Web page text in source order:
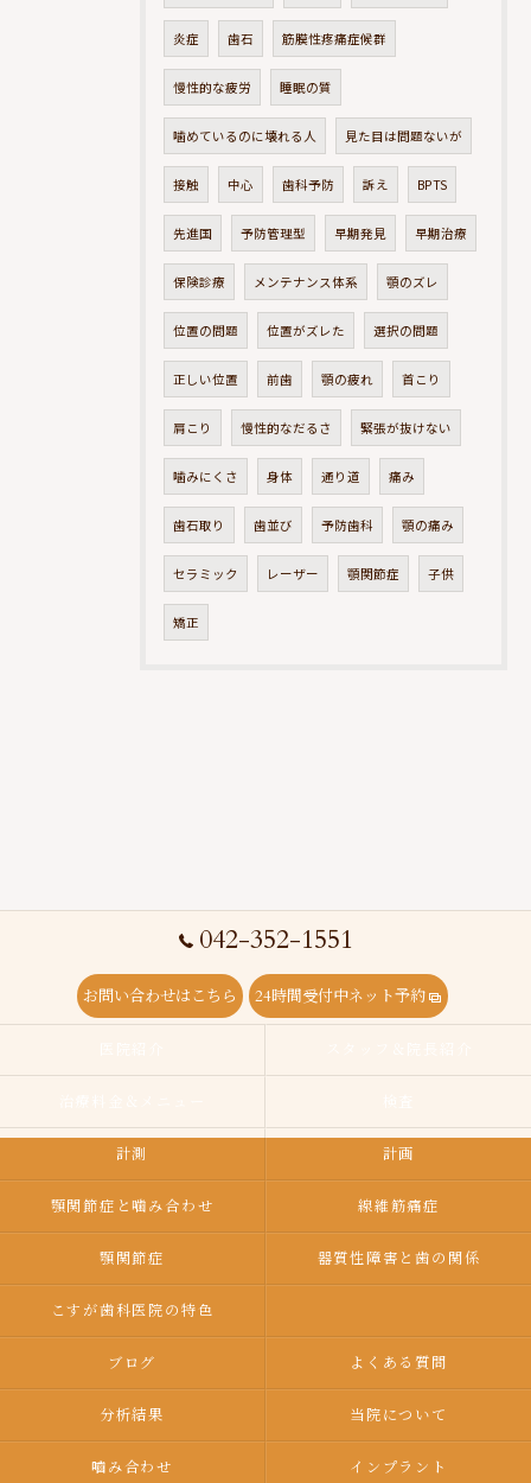
炎症 歯石 筋膜性疼痛症候群
慢性的な疲労 睡眠の質
噛めているのに壊れる人 見た目は問題ないが
接触 中心 歯科予防 訴え BPTS
先進国 予防管理型 早期発見 早期治療
保険診療 メンテナンス体系 顎のズレ
位置の問題 位置がズレた 選択の問題
正しい位置 前歯 顎の疲れ 首こり
肩こり 慢性的なだるさ 緊張が抜けない
噛みにくさ 身体 通り道 痛み
歯石取り 歯並び 予防歯科 顎の痛み
セラミック レーザー 顎関節症 子供
矯正
042-352-1551
お問い合わせはこちら 24時間受付中ネット予約
計測 計画
顎関節症と噛み合わせ 線維筋痛症
顎関節症 器質性障害と歯の関係
こすが歯科医院の特色
ブログ よくある質問
分析結果 当院について
嚙み合わせ インプラント